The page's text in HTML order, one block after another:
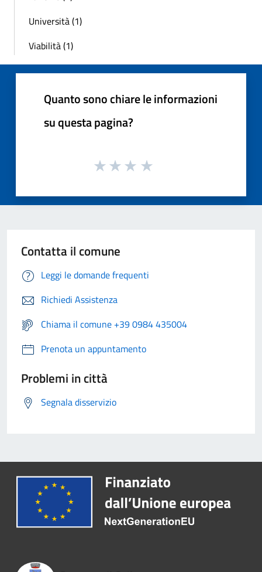
Università (1)
Viabilità (1)
Quanto sono chiare le informazioni
su questa pagina?
Contatta il comune
Leggi le domande frequenti
Richiedi Assistenza
Chiama il comune +39 0984 435004
Prenota un appuntamento
Problemi in città
Segnala disservizio